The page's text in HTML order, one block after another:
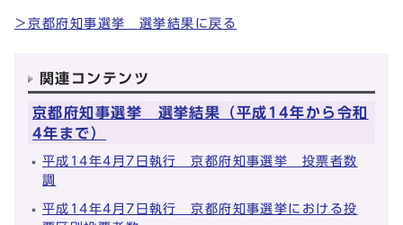
＞京都府知事選挙 選挙結果に戻る
関連コンテンツ
京都府知事選挙 選挙結果（平成14年から令和
4年まで）
平成14年4月7日執行 京都府知事選挙 投票者数
調
平成14年4月7日執行 京都府知事選挙における投